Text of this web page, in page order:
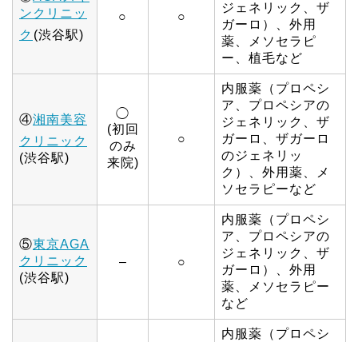
ンクリニッ
ク (渋谷駅)
○ ○
ジェネリック、ザ
ガーロ）、外用
薬、メソセラピ
ー、植毛など
④湘南美容
クリニック
(渋谷駅)
◯
(初回
のみ
来院)
○
内服薬（プロペシ
ア、プロペシアの
ジェネリック、ザ
ガーロ、ザガーロ
のジェネリッ
ク）、外用薬、メ
ソセラピーなど
⑤東京AGA
クリニック
(渋谷駅)
– ○
内服薬（プロペシ
ア、プロペシアの
ジェネリック、ザ
ガーロ）、外用
薬、メソセラピー
など
内服薬（プロペシ